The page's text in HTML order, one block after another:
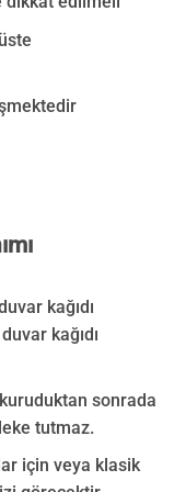
kağıdı
kağıdı
sonrada
tutmaz.
için veya klasik